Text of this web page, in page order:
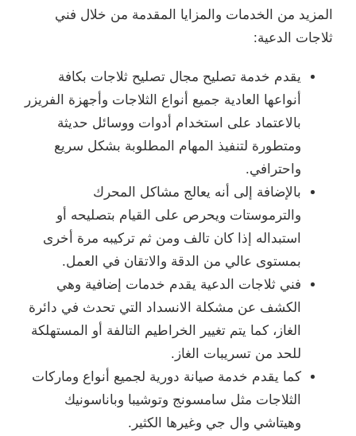
المزيد من الخدمات والمزايا المقدمة من خلال فني
ثلاجات الدعية:
يقدم خدمة تصليح مجال تصليح ثلاجات بكافة
أنواعها العادية جميع أنواع الثلاجات وأجهزة الفريزر
بالاعتماد على استخدام أدوات ووسائل حديثة
ومتطورة لتنفيذ المهام المطلوبة بشكل سريع
واحترافي.
بالإضافة إلى أنه يعالج مشاكل المحرك
والترموستات ويحرص على القيام بتصليحه أو
استبداله إذا كان تالف ومن ثم تركيبه مرة أخرى
بمستوى عالي من الدقة والاتقان في العمل.
فني ثلاجات الدعية يقدم خدمات إضافية وهي
الكشف عن مشكلة الانسداد التي تحدث في دائرة
الغاز، كما يتم تغيير الخراطيم التالفة أو المستهلكة
للحد من تسريبات الغاز.
كما يقدم خدمة صيانة دورية لجميع أنواع وماركات
الثلاجات مثل سامسونج وتوشيبا وباناسونيك
وهيتاشي وال جي وغيرها الكثير.